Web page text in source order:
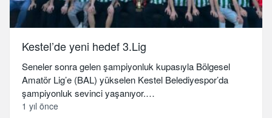
Kestel’de yeni hedef 3.Lig
Seneler sonra gelen şampiyonluk kupasıyla Bölgesel
Amatör Lig’e (BAL) yükselen Kestel Belediyespor’da
şampiyonluk sevinci yaşanıyor.…
1 yıl önce